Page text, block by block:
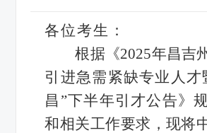
各位考生：
根据《2025年昌吉
引进急需紧缺专业人才
昌”下半年引才公告》
和相关工作要求，现将